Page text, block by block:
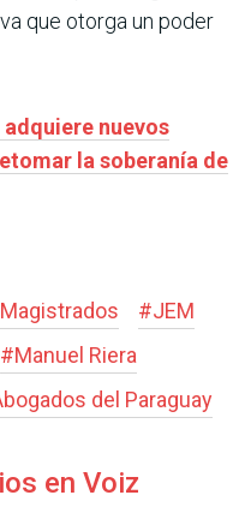
que otorga un poder
nuevos
la soberanía de
#JEM
#Manuel Riera
del Paraguay
en Voiz